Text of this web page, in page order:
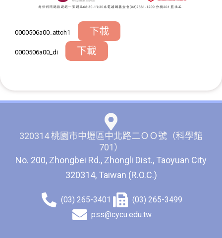
0000506a00_attch1 下載
0000506a00_di 下載
320314 桃園市中壢區中北路二ＯＯ號（科學館
701）
No. 200, Zhongbei Rd., Zhongli Dist., Taoyuan City
320314, Taiwan (R.O.C.)
(03) 265-3401
(03) 265-3499
pss@cycu.edu.tw